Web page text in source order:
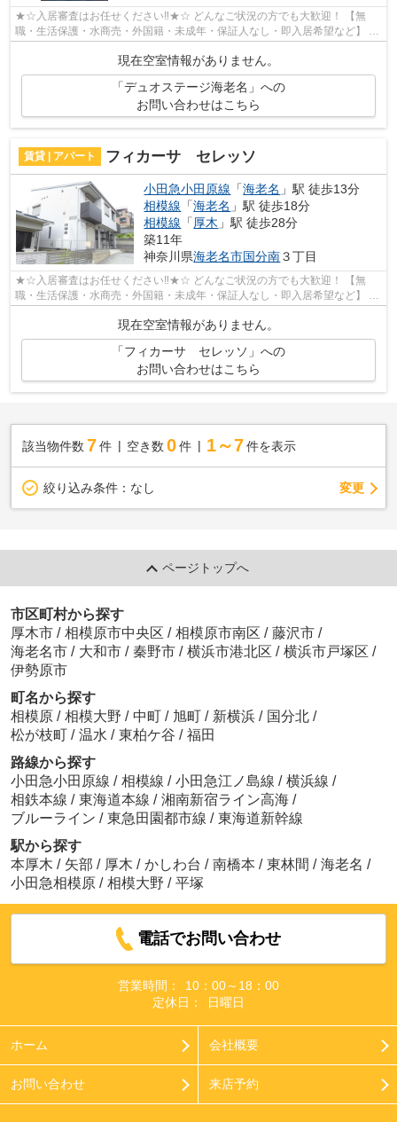
★☆入居審査はお任せください‼★☆ どんなご状況の方でも大歓迎！ 【無
職・生活保護・水商売・外国籍・未成年・保証人なし・即入居希望など】 ネ
現在空室情報がありません。
「デュオステージ海老名」への
お問い合わせはこちら
賃貸 | アパート フィカーサ セレッソ
小田急小田原線 「海老名 」駅 徒歩13分
相模線 「海老名 」駅 徒歩18分
相模線 「厚木 」駅 徒歩28分
築11年
神奈川県海老名市国分南３丁目
★☆入居審査はお任せください‼★☆ どんなご状況の方でも大歓迎！ 【無
職・生活保護・水商売・外国籍・未成年・保証人なし・即入居希望など】 ネ
現在空室情報がありません。
「フィカーサ セレッソ」への
お問い合わせはこちら
該当物件数 7件 空き数 0 件 1～7 件を表示
絞り込み条件： なし 変更
ページトップへ
市区町村から探す
厚木市 / 相模原市中央区 / 相模原市南区 / 藤沢市 /
海老名市 / 大和市 / 秦野市 / 横浜市港北区 / 横浜市戸塚区 /
伊勢原市
町名から探す
相模原 / 相模大野 / 中町 / 旭町 / 新横浜 / 国分北 /
松が枝町 / 温水 / 東柏ケ谷 / 福田
路線から探す
小田急小田原線 / 相模線 / 小田急江ノ島線 / 横浜線 /
相鉄本線 / 東海道本線 / 湘南新宿ライン高海 /
ブルーライン / 東急田園都市線 / 東海道新幹線
駅から探す
本厚木 / 矢部 / 厚木 / かしわ台 / 南橋本 / 東林間 / 海老名 /
小田急相模原 / 相模大野 / 平塚
電話でお問い合わせ
営業時間：
10：00～18：00
定休日：
日曜日
ホーム 会社概要
お問い合わせ 来店予約